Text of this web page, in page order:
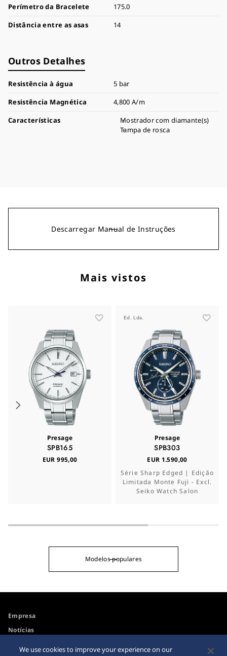
Perímetro da Bracelete
175.0
Distância entre as asas
14
Outros Detalhes
Resistência à água
5 bar
Resistência Magnética
4,800 A/m
Características
Mostrador com diamante(s)
Tampa de rosca
Descarregar Manual de Instruções
Mais vistos
Presage
SPB165
EUR 995,00
Ed. Lda.
Presage
SPB303
EUR 1.590,00
Série Sharp Edged | Edição
Limitada Monte Fuji - Excl.
Seiko Watch Salon
Modelos populares
Empresa
Notícias
We use cookies to improve your experience on our